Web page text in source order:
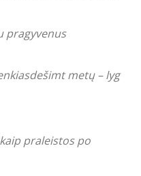
pragyvenus
metų – lyg
praleistos po